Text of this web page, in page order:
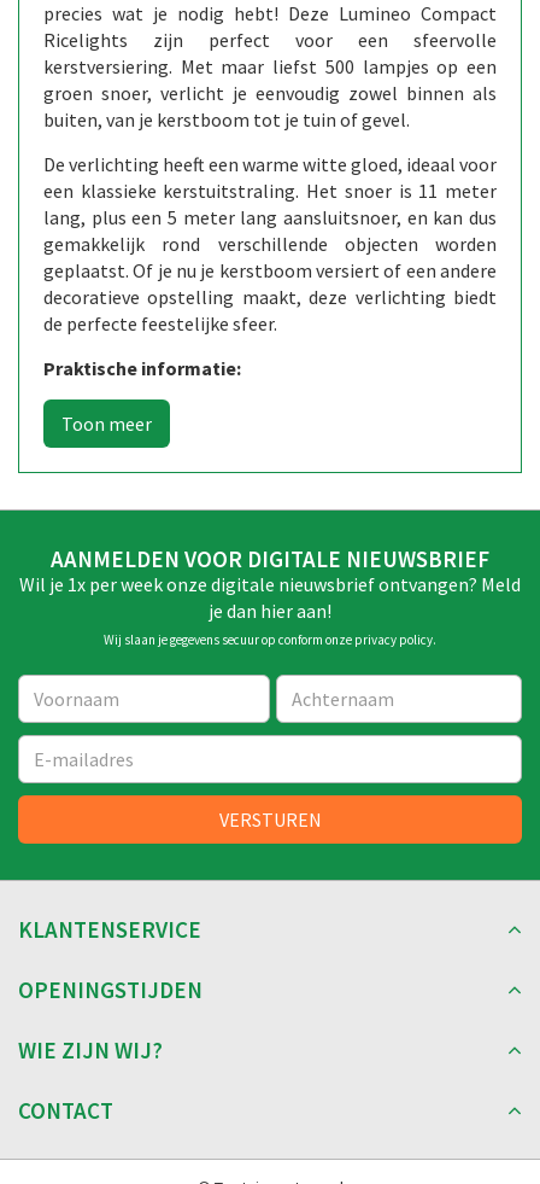
precies wat je nodig hebt! Deze Lumineo Compact
Ricelights zijn perfect voor een sfeervolle
kerstversiering. Met maar liefst 500 lampjes op een
groen snoer, verlicht je eenvoudig zowel binnen als
buiten, van je kerstboom tot je tuin of gevel.
De verlichting heeft een warme witte gloed, ideaal voor
een klassieke kerstuitstraling. Het snoer is 11 meter
lang, plus een 5 meter lang aansluitsnoer, en kan dus
gemakkelijk rond verschillende objecten worden
geplaatst. Of je nu je kerstboom versiert of een andere
decoratieve opstelling maakt, deze verlichting biedt
de perfecte feestelijke sfeer.
Praktische informatie:
AANMELDEN VOOR DIGITALE NIEUWSBRIEF
Wil je 1x per week onze digitale nieuwsbrief ontvangen? Meld
je dan hier aan!
Wij slaan je gegevens secuur op conform onze privacy policy.
KLANTENSERVICE
OPENINGSTIJDEN
WIE ZIJN WIJ?
CONTACT